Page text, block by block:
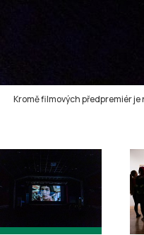
Kromě filmových předpremiér